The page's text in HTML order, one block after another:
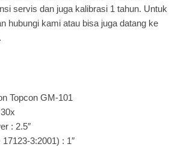
servis dan juga kalibrasi 1 tahun. Untuk
hubungi kami atau bisa juga datang ke
Topcon GM-101
: 2.5″
3:2001) : 1″